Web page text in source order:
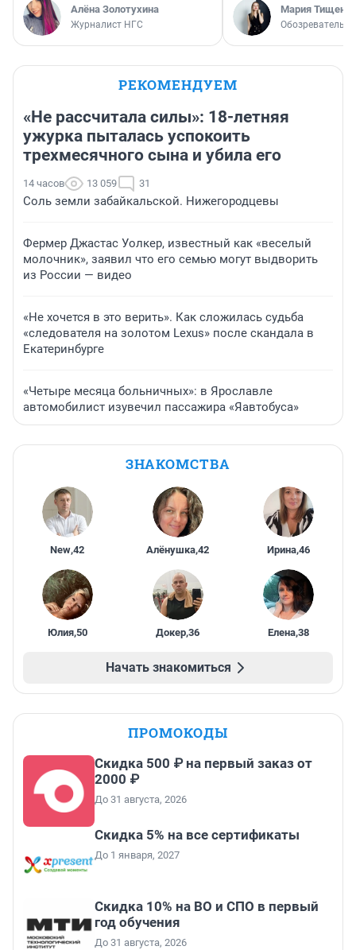
Алёна Золотухина
Журналист НГС
Мария Тищенко
Обозреватель
РЕКОМЕНДУЕМ
«Не рассчитала силы»: 18-летняя
ужурка пыталась успокоить
трехмесячного сына и убила его
14 часов 13 059 31
Соль земли забайкальской. Нижегородцевы
Фермер Джастас Уолкер, известный как «веселый
молочник», заявил что его семью могут выдворить
из России — видео
«Не хочется в это верить». Как сложилась судьба
«следователя на золотом Lexus» после скандала в
Екатеринбурге
«Четыре месяца больничных»: в Ярославле
автомобилист изувечил пассажира «Яавтобуса»
ЗНАКОМСТВА
New,42 Алёнушка,42 Ирина,46
Юлия,50 Докер,36 Елена,38
Начать знакомиться
ПРОМОКОДЫ
Скидка 500 ₽ на первый заказ от
2000 ₽
До 31 августа, 2026
Скидка 5% на все сертификаты
До 1 января, 2027
Скидка 10% на ВО и СПО в первый
год обучения
До 31 августа, 2026